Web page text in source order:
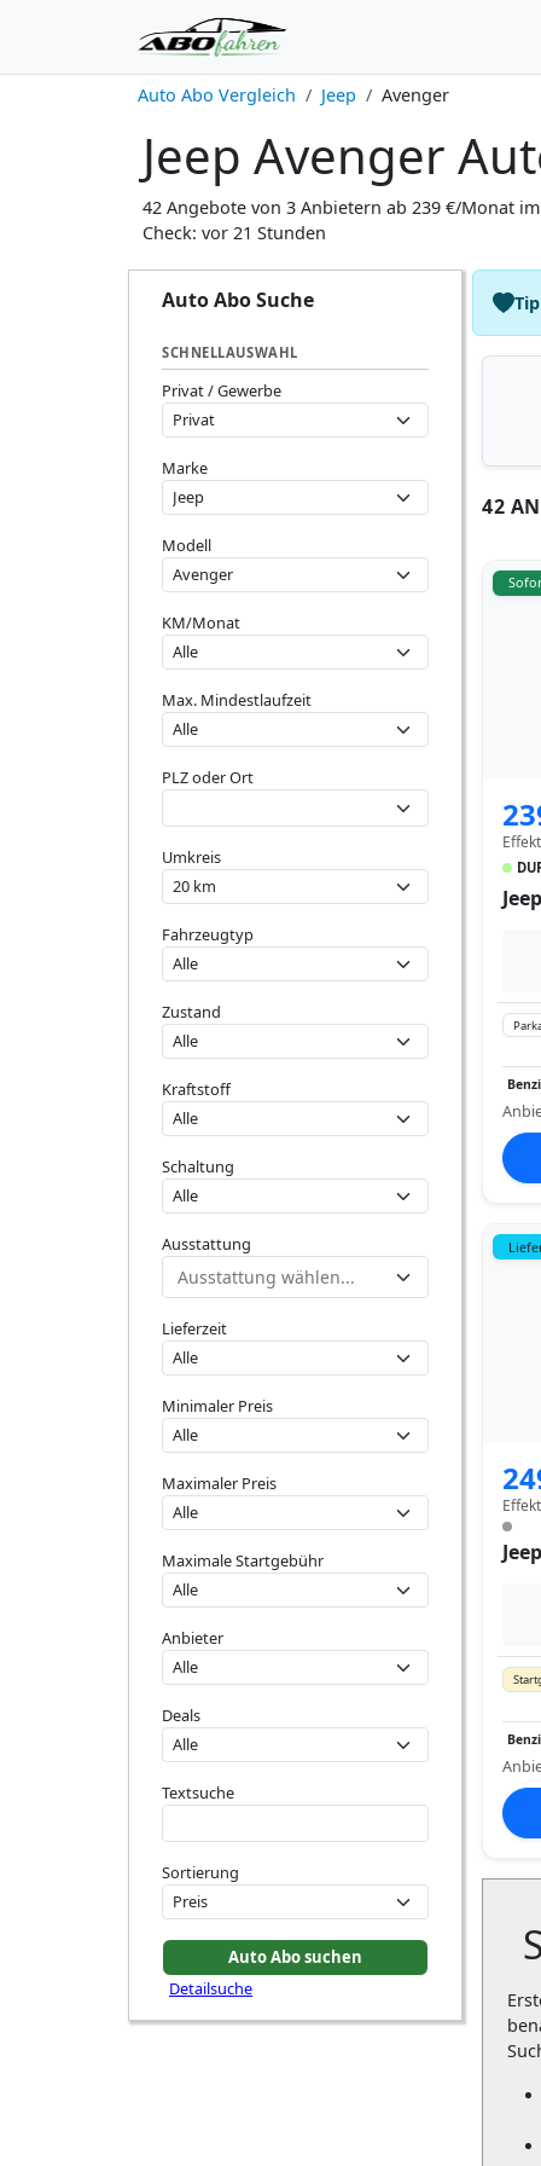
Auto Abo Vergleich Jeep Avenger
Jeep Avenger
42 Angebote von 3 Anbietern ab 239 €/Monat
Check: vor 21 Stunden
Auto Abo Suche
SCHNELLAUSWAHL
Privat / Gewerbe
Marke
Modell
KM/Monat
Max. Mindestlaufzeit
PLZ oder Ort
Umkreis
Fahrzeugtyp
Zustand
Kraftstoff
Schaltung
Ausstattung
Lieferzeit
Minimaler Preis
Maximaler Preis
Maximale Startgebühr
Anbieter
Deals
Textsuche
Sortierung
Detailsuche
42